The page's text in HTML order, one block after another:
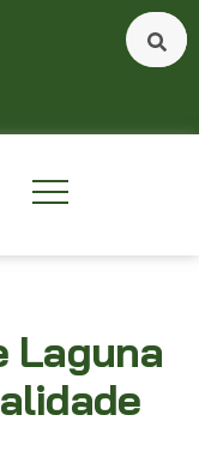
Laguna